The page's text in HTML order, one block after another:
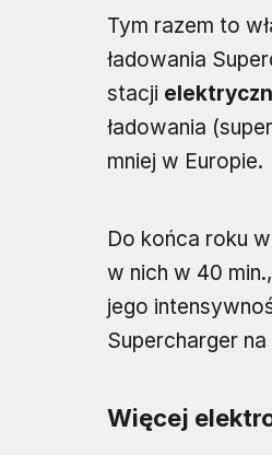
Tym razem to
ładowania
stacji
ładowania
mniej w Europie.
Do końca roku
w nich w 40
jego
Supercharger
Więcej